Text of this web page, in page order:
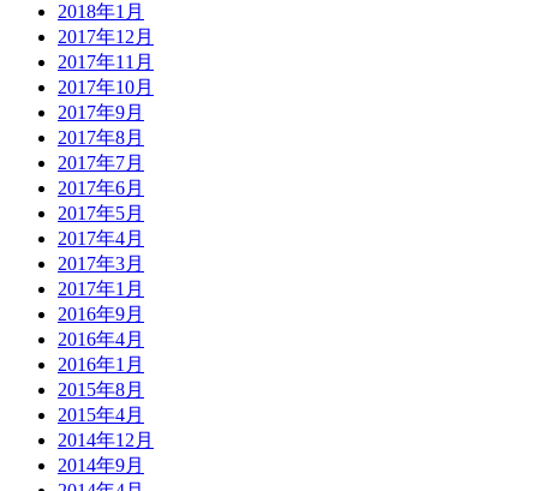
2018年1月
2017年12月
2017年11月
2017年10月
2017年9月
2017年8月
2017年7月
2017年6月
2017年5月
2017年4月
2017年3月
2017年1月
2016年9月
2016年4月
2016年1月
2015年8月
2015年4月
2014年12月
2014年9月